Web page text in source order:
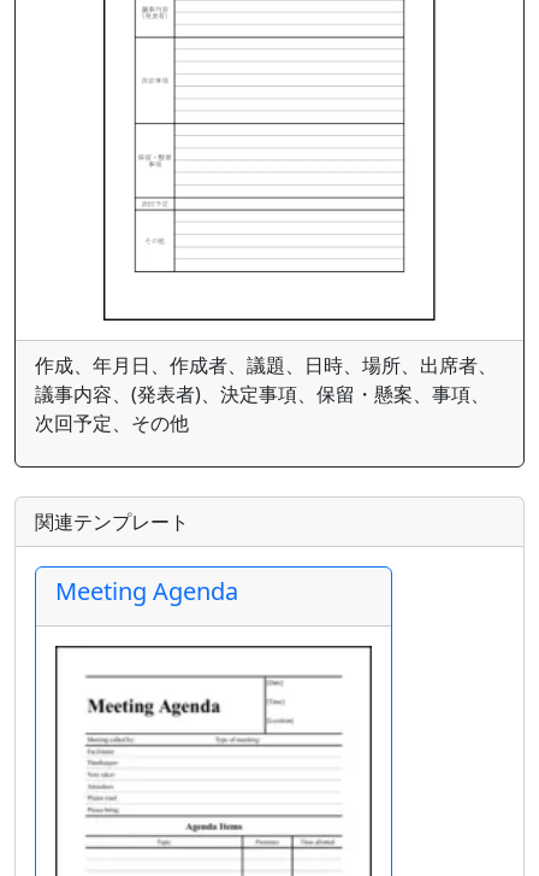
作成、年月日、作成者、議題、日時、場所、出席者、
議事内容、(発表者)、決定事項、保留・懸案、事項、
次回予定、その他
関連テンプレート
Meeting Agenda